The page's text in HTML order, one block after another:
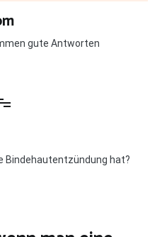
gute Antworten
Bindehautentzündung hat?